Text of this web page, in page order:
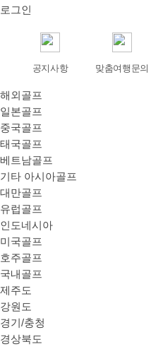
로그인
공지사항 맞춤여행문의
해외골프
일본골프
중국골프
태국골프
베트남골프
기타 아시아골프
대만골프
유럽골프
인도네시아
미국골프
호주골프
국내골프
제주도
강원도
경기/충청
경상북도